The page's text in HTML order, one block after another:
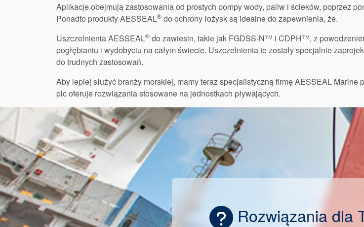
Aplikacje obejmują zastosowania od prostych pompy wody, paliw i ścieków, poprzez
Ponadto produkty AESSEAL® do ochrony łożysk są idealne do zapewnienia, że.
Uszczelnienia AESSEAL® do zawiesin, takie jak FGDSS-N™ i CDPH™, z
pogłębianiu i wydobyciu na całym świecie. Uszczelnienia te zostały specjalnie
do trudnych zastosowań.
Aby lepiej służyć branży morskiej, mamy teraz specjalistyczną firmę AESSEAL
plc oferuje rozwiązania stosowane na jednostkach pływających.
Rozwiązania dla